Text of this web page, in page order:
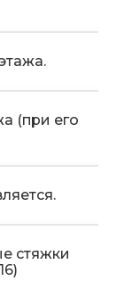
(при его
стяжки